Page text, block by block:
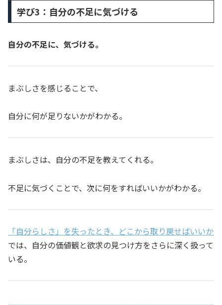
学び3：自分の不足に気づける
自分の不足に、気づける。
まぶしさを感じることで、
自分に何が足りないかがわかる。
まぶしさは、自分の不足を教えてくれる。
不足に気づくことで、次に何をすればいいかがわかる。
「自分らしさ」を失ったとき、どこから取り戻せばいいか
では、自分の価値観と欲求の見つけ方をさらに深く扱って
いる。